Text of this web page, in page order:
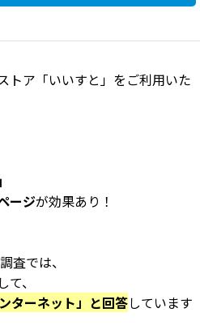
トア「いいすと」をご利用いた
ージが効果あり！
査では、
、
ターネット」と回答しています